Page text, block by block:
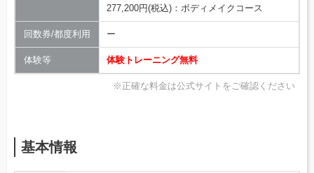
277,200円(税込)：ボディメイクコース
回数券/都度利用 ー
体験等 体験トレーニング無料
※正確な料金は公式サイトをご確認ください
基本情報